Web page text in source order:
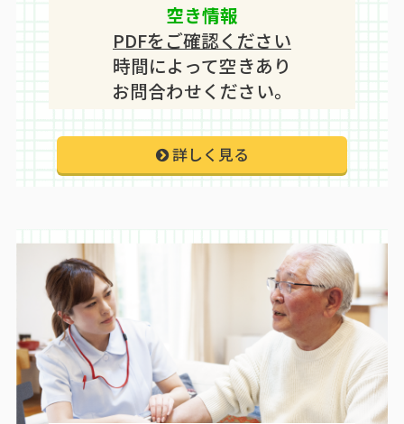
空き情報
PDFをご確認ください
時間によって空きあり
お問合わせください。
詳しく見る